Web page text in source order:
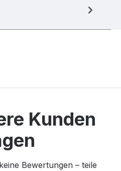
Kunden
Bewertungen – teile